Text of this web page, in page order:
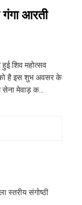
आरती
हुई शिव महोत्सव
है इस शुभ अवसर के
सेना मेवाड़ क...
स्तरीय संगोष्ठी